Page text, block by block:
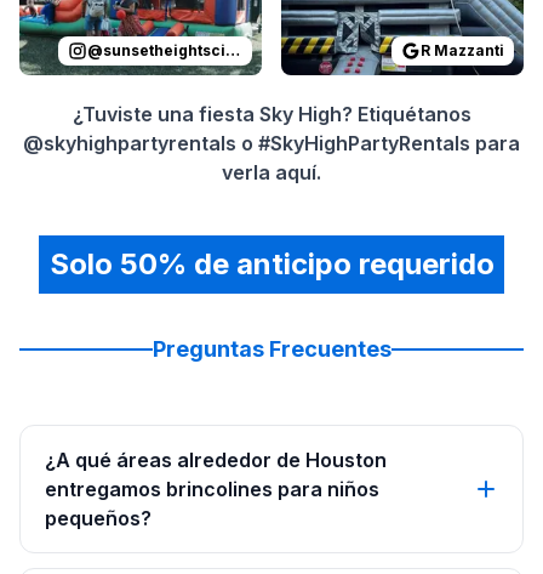
@sunsetheightscivicclub R Mazzanti
¿Tuviste una fiesta Sky High? Etiquétanos
@skyhighpartyrentals o #SkyHighPartyRentals para
verla aquí.
Solo 50% de anticipo requerido
Preguntas Frecuentes
¿A qué áreas alrededor de Houston
entregamos brincolines para niños
pequeños?